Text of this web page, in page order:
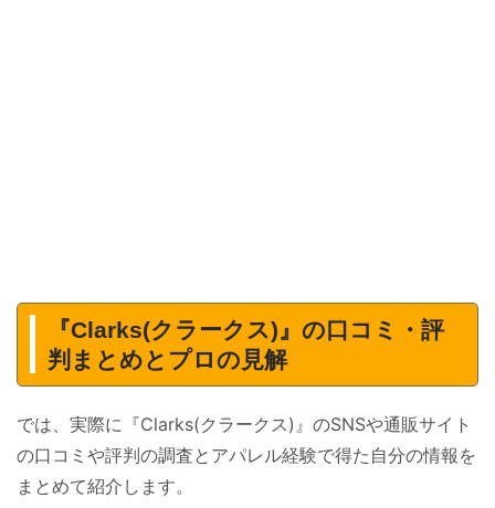
『Clarks(クラークス)』の口コミ・評
判まとめとプロの見解
では、実際に『Clarks(クラークス)』のSNSや通販サイト
の口コミや評判の調査とアパレル経験で得た自分の情報を
まとめて紹介します。